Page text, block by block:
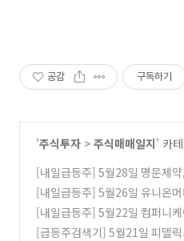
공감 구독하기
'주식투자 > 주식매매일지' 카
[내일급등주] 5월28일 명문제
스(feat.급등주검색기)
(0)
[내일급등주] 5월26일 유니온
(feat.급등주검색기) (0)
[내일급등주] 5월22일 컴퍼니
t. 급등주검색기) (0)
[급등주검색기] 5월21일 피델